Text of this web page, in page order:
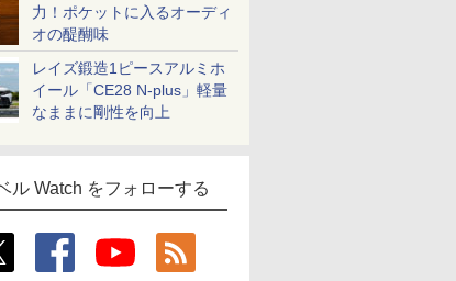
力！ポケットに入るオーディ
オの醍醐味
レイズ鍛造1ピースアルミホ
イール「CE28 N-plus」軽量
なままに剛性を向上
ル Watch をフォローする